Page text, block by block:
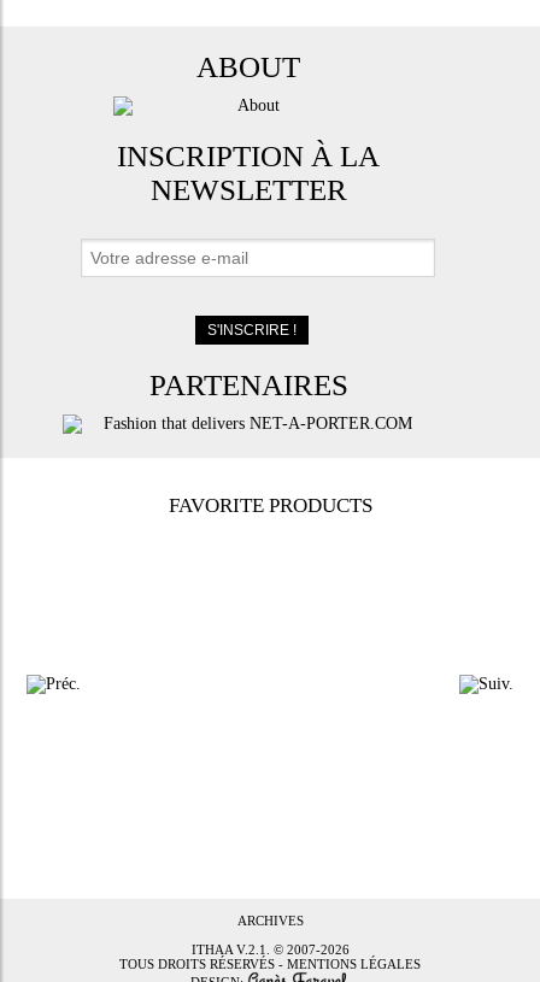
ABOUT
INSCRIPTION À LA
NEWSLETTER
PARTENAIRES
FAVORITE PRODUCTS
ARCHIVES
ITHAAV.2.1. © 2007-2026
TOUS DROITS RÉSERVÉS - MENTIONS LÉGALES